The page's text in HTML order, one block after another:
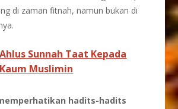
di zaman fitnah, namun bukan di
Ahlus Sunnah Taat Kepada
Muslimin
hadits-hadits